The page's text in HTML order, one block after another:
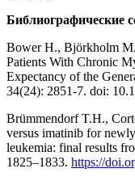
Библиографические
Bower H., Björkholm
Patients With Chronic
Expectancy of the
34(24): 2851-7. doi:
Brümmendorf T.H.,
versus imatinib for
leukemia: final results
1825–1833. https://